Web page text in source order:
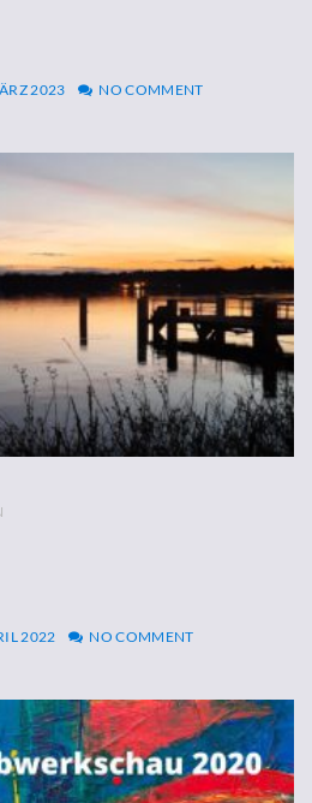
2023 NO COMMENT
2022 NO COMMENT